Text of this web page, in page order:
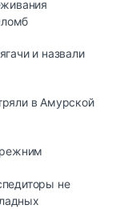
и назвали
в Амурской
не